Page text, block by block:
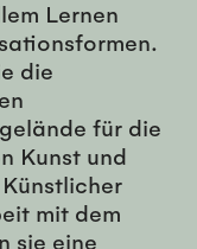
Lernen
die
für die
Kunst und
mit dem
sie eine